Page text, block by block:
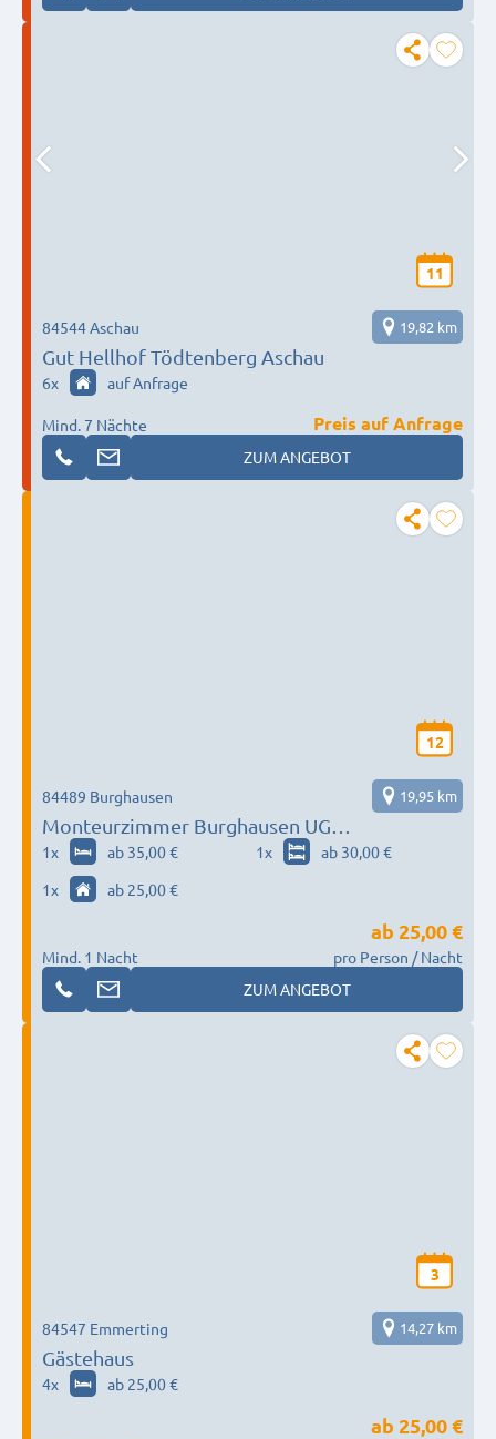
11
Gut Hellhof Tödtenberg Aschau
84544 Aschau 19,82 km
6x auf Anfrage
Mind. 7 Nächte
Preis auf Anfrage
ZUM ANGEBOT
12
Monteurzimmer Burghausen UG
(haftungsbeschränkt)
84489 Burghausen 19,95 km
1x ab 35,00 € 1x
ab 30,00 €
1x ab 25,00 €
Mind. 1 Nacht
ab 25,00 €
pro Person / Nacht
ZUM ANGEBOT
3
Gästehaus
84547 Emmerting 14,27 km
4x ab 25,00 €
ab 25,00 €